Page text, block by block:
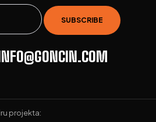
projekta: